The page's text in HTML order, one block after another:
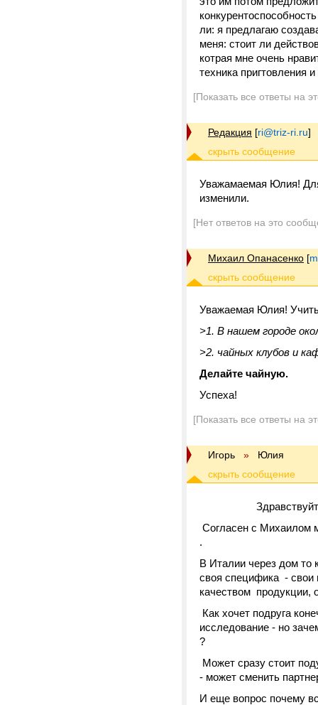
ли: я предлагаю
меня: стоит ли
котрая мне очень
техника пригтовления
[Показать все ответы на
Редакция [ri@triz-ri.ru]
Уважамаемая Юлия!
изменили.
[Нет ответов на это
Михаил Опанасенко [
Уважаемая Юлия!
>1. В нашем городе
>2. чайных клубов и
Делайте чайную.
Успеха!
[Показать все ответы на
Игорь » Юлия
Здравствуйте
Согласен с Михаилом
.
В Италии через дом то
своя специфика -
качеством продукции,
Как хочет подруга
исследование - но
?
Может сразу стоит
- может сменить
И еще вопрос почему